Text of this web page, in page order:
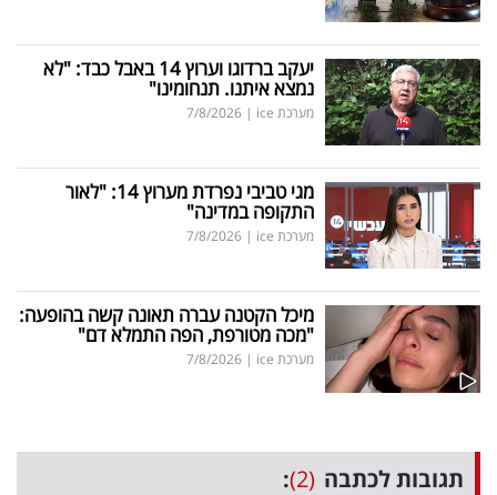
יעקב ברדוגו וערוץ 14 באבל כבד: "לא
נמצא איתנו. תנחומינו"
מערכת ice |
7/8/2026
מגי טביבי נפרדת מערוץ 14: "לאור
התקופה במדינה"
מערכת ice |
7/8/2026
מיכל הקטנה עברה תאונה קשה בהופעה:
"מכה מטורפת, הפה התמלא דם"
מערכת ice |
7/8/2026
תגובות לכתבה (2)
: